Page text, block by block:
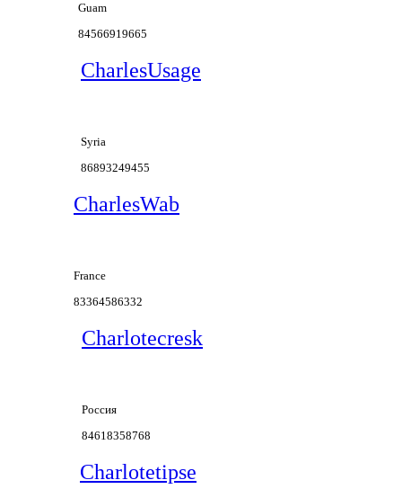
Guam
84566919665
CharlesUsage
Syria
86893249455
CharlesWab
France
83364586332
Charlotecresk
Россия
84618358768
Charlotetipse